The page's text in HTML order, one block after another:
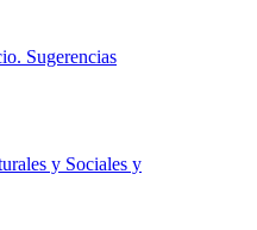
Sugerencias
y Sociales y